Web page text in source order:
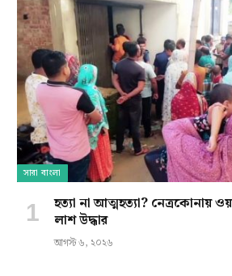
সারা বাংলা
হত্যা না আত্মহত্যা? নেত্রকোনায়
লাশ উদ্ধার
আগস্ট ৬, ২০২৬